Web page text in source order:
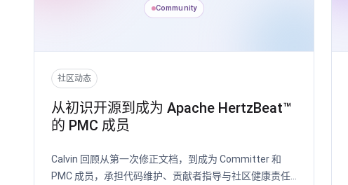
Community
社区动态
从初识开源到成为 Apache HertzBeat™
的 PMC 成员
Calvin 回顾从第一次修正文档，到成为 Committer 和
PMC 成员，承担代码维护、贡献者指导与社区健康责任